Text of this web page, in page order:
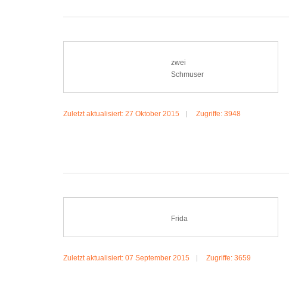
zwei
Schmuser
Zuletzt aktualisiert: 27 Oktober 2015 Zugriffe: 3948
Frida
Zuletzt aktualisiert: 07 September 2015 Zugriffe: 3659